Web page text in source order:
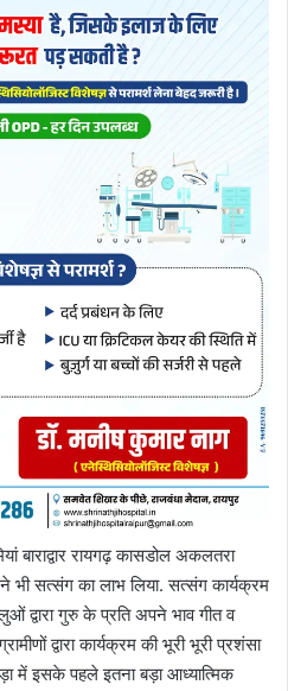
बाराद्वार रायगढ़ कासडोल अकलतरा
भी सत्संग का लाभ लिया. सत्संग कार्यक्रम
द्वारा गुरु के प्रति अपने भाव गीत व
द्वारा कार्यक्रम की भूरी भूरी प्रशंसा
में इसके पहले इतना बड़ा आध्यात्मिक